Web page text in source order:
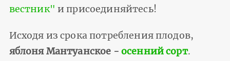
вестник" и присоединяйтесь!
Исходя из срока потребления плодов,
яблоня Мантуанское - осенний сорт.